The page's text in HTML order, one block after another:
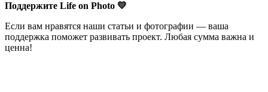
Поддержите Life on Photo 💛
Если вам нравятся наши статьи и фотографии — ваша
поддержка поможет развивать проект. Любая сумма важна и
ценна!